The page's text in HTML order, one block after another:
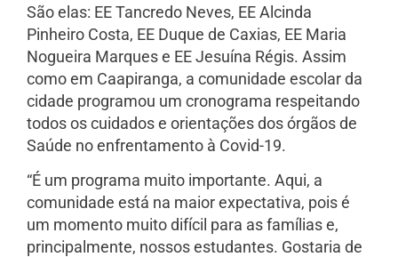
São elas: EE Tancredo Neves, EE Alcinda
Pinheiro Costa, EE Duque de Caxias, EE Maria
Nogueira Marques e EE Jesuína Régis. Assim
como em Caapiranga, a comunidade escolar da
cidade programou um cronograma respeitando
todos os cuidados e orientações dos órgãos de
Saúde no enfrentamento à Covid-19.
“É um programa muito importante. Aqui, a
comunidade está na maior expectativa, pois é
um momento muito difícil para as famílias e,
principalmente, nossos estudantes. Gostaria de